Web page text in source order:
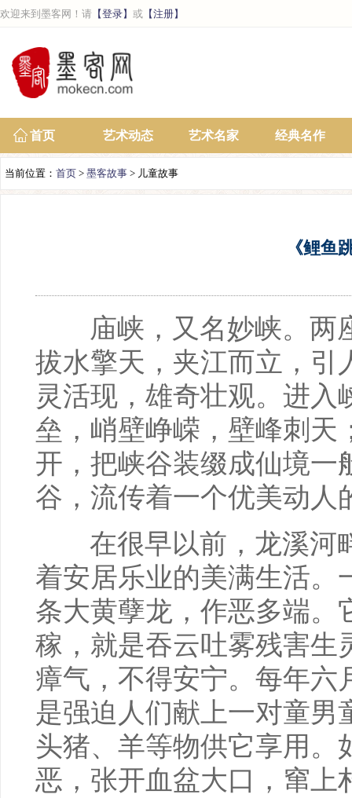
欢迎来到墨客网！请 【登录】 或 【注册】
首页 艺术动态 艺术名家 经典名作
当前位置： 首页 > 墨客故事 > 儿童故事
《鲤鱼
庙峡，又名妙峡。两
拔水擎天，夹江而立，引
灵活现，雄奇壮观。进
垒，峭壁峥嵘，壁峰刺天
开，把峡谷装缀成仙境一
谷，流传着一个优美动人
在很早以前，龙溪河
着安居乐业的美满生活。
条大黄孽龙，作恶多端。
稼，就是吞云吐雾残害生
瘴气，不得安宁。每年六
是强迫人们献上一对童男
头猪、羊等物供它享用。
恶，张开血盆大口，窜上